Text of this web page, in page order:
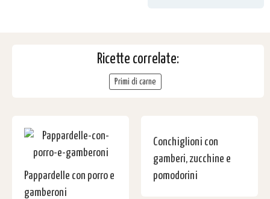
Ricette correlate:
Primi di carne
Pappardelle con porro e
gamberoni
Conchiglioni con
gamberi, zucchine e
pomodorini